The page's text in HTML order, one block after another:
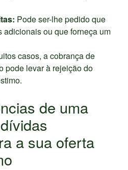
Pode ser-lhe pedido que
adicionais ou que forneça um
casos, a cobrança de
pode levar à rejeição do
de uma
a sua oferta